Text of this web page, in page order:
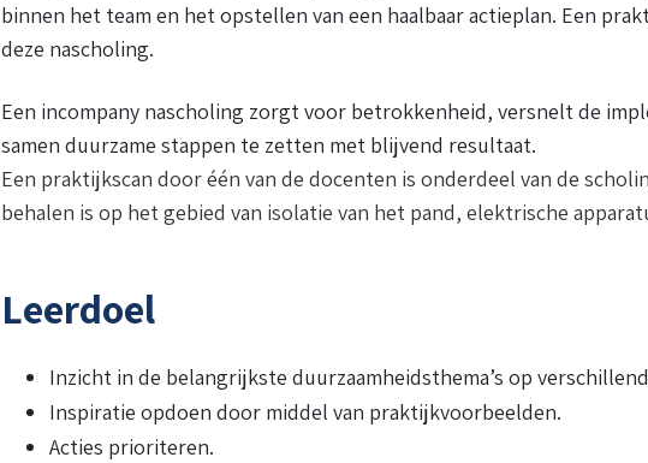
binnen het team en het opstellen van een haalbaar actieplan. Een
deze nascholing.
Een incompany nascholing zorgt voor betrokkenheid, versnelt de
samen duurzame stappen te zetten met blijvend resultaat.
Een praktijkscan door één van de docenten is onderdeel van de
behalen is op het gebied van isolatie van het pand, elektrische
Leerdoel
Inzicht in de belangrijkste duurzaamheidsthema’s op
Inspiratie opdoen door middel van praktijkvoorbeelden.
Acties prioriteren.